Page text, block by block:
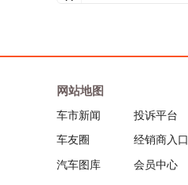
保时捷
宝马
网站地图
车市新闻 投诉平台
车友圈
经销商入口
汽车图库
会员中心